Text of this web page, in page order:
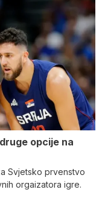
opcije na
Svjetsko prvenstvo
orgaizatora igre.